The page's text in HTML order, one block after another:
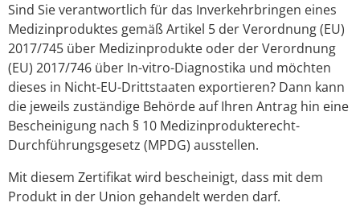
Sind Sie verantwortlich für das Inverkehrbringen eines
Medizinproduktes gemäßArtikel 5 der Verordnung (EU)
2017/745 über Medizinprodukte oder der Verordnung
(EU) 2017/746 über In-vitro-Diagnostika und möchten
dieses in Nicht-EU-Drittstaaten exportieren? Dann kann
die jeweils zuständige Behörde auf Ihren Antrag hin eine
Bescheinigung nach § 10 Medizinprodukterecht-
Durchführungsgesetz (MPDG) ausstellen.
Mit diesem Zertifikat wird bescheinigt, dass mit dem
Produkt in der Union gehandelt werden darf.